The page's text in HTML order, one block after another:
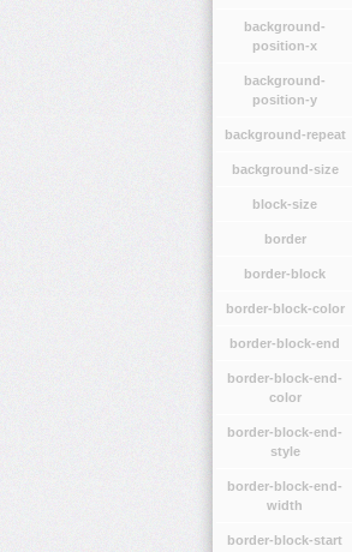
background-
position-x
background-
position-y
background-repeat
background-size
block-size
border
border-block
border-block-color
border-block-end
border-block-end-
color
border-block-end-
style
border-block-end-
width
border-block-start